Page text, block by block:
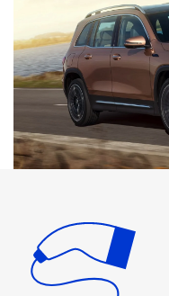
Ladestationen bieten
kW. Bitte beachten Sie,
schneller als diese
laden kann. Wenn Sie
Ladeleistung als Ihr
Fahrzeug immer noch
laden. Wenn Sie eine schnellere Ladezeit wünschen,
benötigen Sie ein
maximalen
um eine optimale Ladezeit
Ladekabel sind in